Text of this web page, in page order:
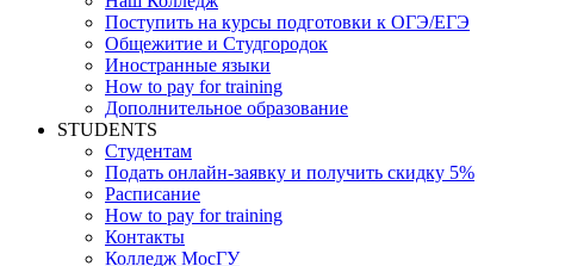
Поступить на курсы подготовки к ОГЭ/ЕГЭ
Общежитие и Студгородок
Иностранные языки
How to pay for training
Дополнительное образование
STUDENTS
Студентам
Подать онлайн-заявку и получить скидку 5%
Расписание
How to pay for training
Контакты
Колледж МосГУ